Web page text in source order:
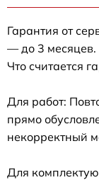
Гарантия от
— до 3 месяцев.
Что считается
Для работ:
прямо
некорректный
Для